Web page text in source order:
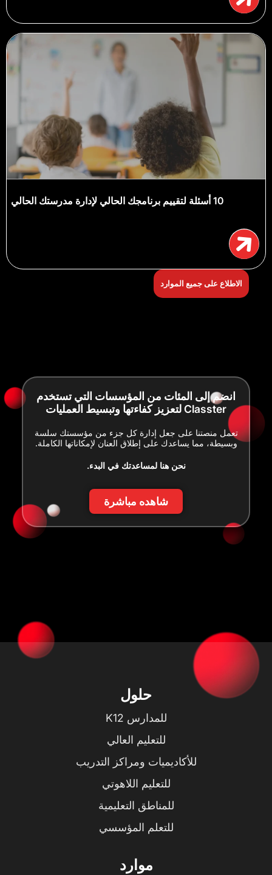
10 أسئلة لتقييم برنامجك الحالي لإدارة مدرستك الحالي
الاطلاع على جميع الموارد
انضم إلى المئات من المؤسسات التي تستخدم
Classter لتعزيز كفاءتها وتبسيط العمليات
تعمل منصتنا على جعل إدارة كل جزء من مؤسستك سلسة
وبسيطة، مما يساعدك على إطلاق العنان لإمكاناتها الكاملة.
نحن هنا لمساعدتك في البدء.
شاهده مباشرة
حلول
للمدارس K12
للتعليم العالي
للأكاديميات ومراكز التدريب
للتعليم اللاهوتي
للمناطق التعليمية
للتعلم المؤسسي
موارد